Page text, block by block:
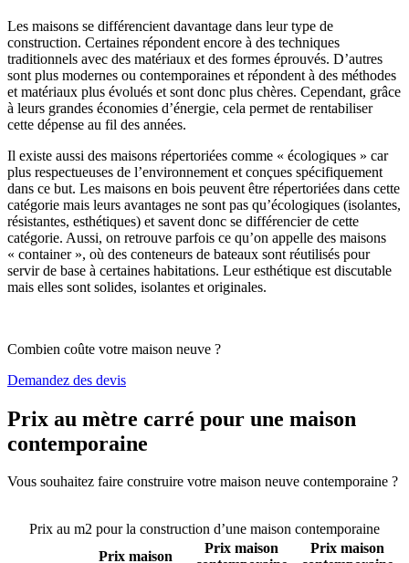
Les maisons se différencient davantage dans leur type de
construction. Certaines répondent encore à des techniques
traditionnels avec des matériaux et des formes éprouvés. D’autres
sont plus modernes ou contemporaines et répondent à des méthodes
et matériaux plus évolués et sont donc plus chères. Cependant, grâce
à leurs grandes économies d’énergie, cela permet de rentabiliser
cette dépense au fil des années.
Il existe aussi des maisons répertoriées comme « écologiques » car
plus respectueuses de l’environnement et conçues spécifiquement
dans ce but. Les maisons en bois peuvent être répertoriées dans cette
catégorie mais leurs avantages ne sont pas qu’écologiques (isolantes,
résistantes, esthétiques) et savent donc se différencier de cette
catégorie. Aussi, on retrouve parfois ce qu’on appelle des maisons
« container », où des conteneurs de bateaux sont réutilisés pour
servir de base à certaines habitations. Leur esthétique est discutable
mais elles sont solides, isolantes et originales.
Combien coûte votre maison neuve ?
Demandez des devis
Prix au mètre carré pour une maison
contemporaine
Vous souhaitez faire construire votre maison neuve contemporaine ?
Prix au m2 pour la construction d’une maison contemporaine
Prix maison
Prix maison
Prix maison